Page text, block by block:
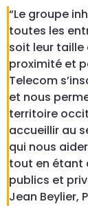
“Le groupe
toutes les
soit leur
proximité et
Telecom
et nous
territoire
accueillir au
qui nous
tout en étant
publics et
Jean Beylier,